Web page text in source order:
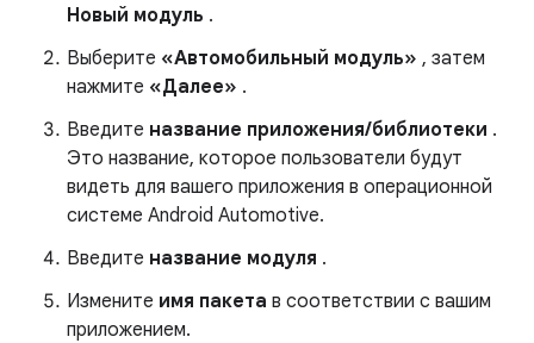
Новый модуль .
Выберите «Автомобильный модуль» , затем
нажмите «Далее» .
Введите название приложения/библиотеки .
Это название, которое пользователи будут
видеть для вашего приложения в операционной
системе Android Automotive.
Введите название модуля .
Измените имя пакета в соответствии с вашим
приложением.